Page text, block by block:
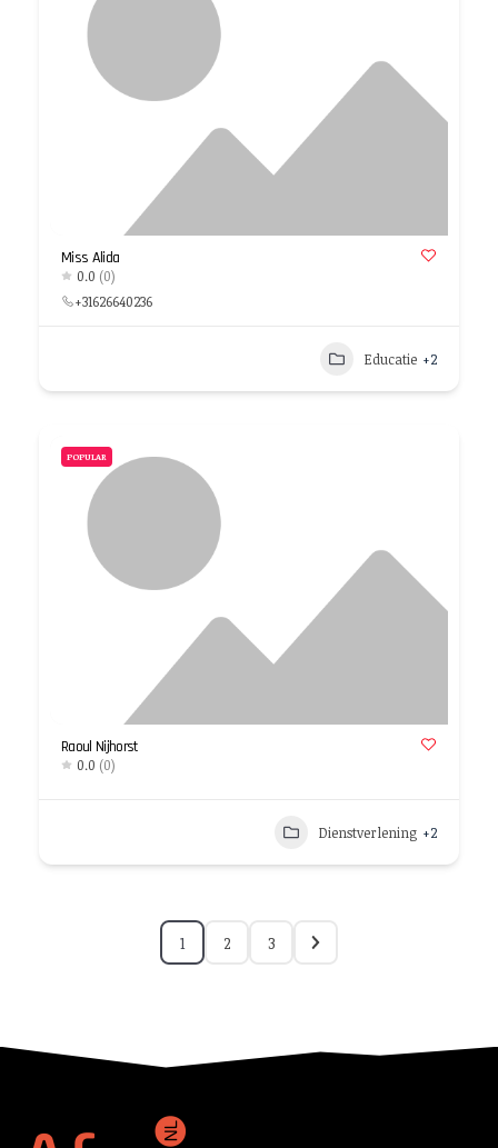
Miss Alida
0.0 (0)
+31626640236
Educatie +2
POPULAR
Raoul Nijhorst
0.0 (0)
Dienstverlening +2
1 2 3